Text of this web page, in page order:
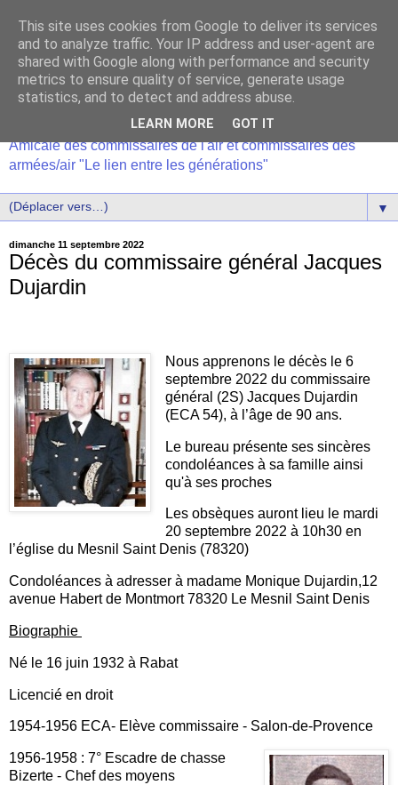
Amicale des commissaires de l'air et commissaires des
armées/air "Le lien entre les générations"
▼
dimanche 11 septembre 2022
Décès du commissaire général Jacques
Dujardin
Nous apprenons le décès le 6
septembre 2022 du commissaire
général (2S) Jacques Dujardin
(ECA 54), à l’âge de 90 ans.
Le bureau présente ses sincères
condoléances à sa famille ainsi
qu'à ses proches
Les obsèques auront lieu le mardi
20 septembre 2022 à 10h30 en
l’église du Mesnil Saint Denis (78320)
Condoléances à adresser à madame Monique Dujardin,12
avenue Habert de Montmort 78320 Le Mesnil Saint Denis
Biographie
Né le 16 juin 1932 à Rabat
Licencié en droit
1954-1956 ECA- Elève commissaire - Salon-de-Provence
1956-1958 : 7° Escadre de chasse
Bizerte - Chef des moyens
This site uses cookies from Google to deliver its services
and to analyze traffic. Your IP address and user-agent are
shared with Google along with performance and security
metrics to ensure quality of service, generate usage
statistics, and to detect and address abuse.
LEARN MORE GOT IT